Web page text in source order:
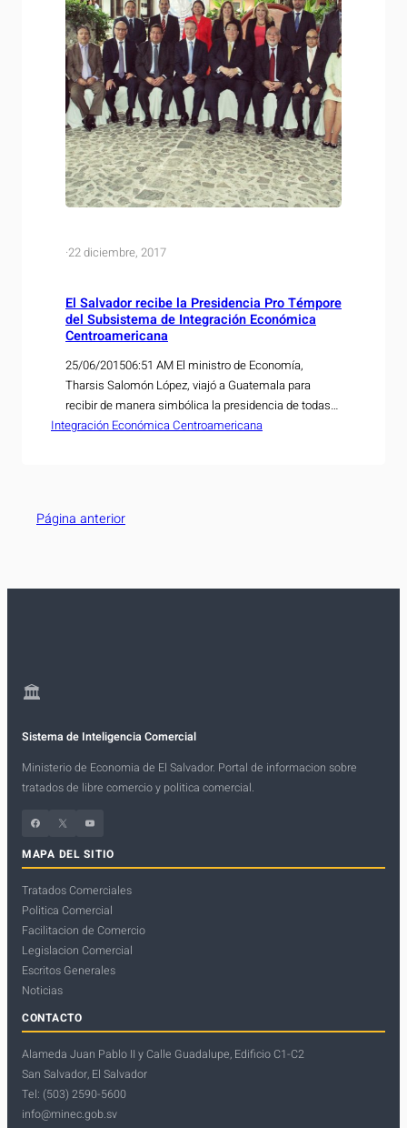
·22 diciembre, 2017
El Salvador recibe la Presidencia Pro Témpore
del Subsistema de Integración Económica
Centroamericana
25/06/201506:51 AM El ministro de Economía,
Tharsis Salomón López, viajó a Guatemala para
recibir de manera simbólica la presidencia de todas
las instancias regionales derivadas de la plataforma
Luz…
Integración Económica Centroamericana
Página anterior
🏛
Sistema de Inteligencia Comercial
Ministerio de Economia de El Salvador. Portal de informacion sobre
tratados de libre comercio y politica comercial.
Facebook X
YouTube
MAPA DEL SITIO
Tratados Comerciales
Politica Comercial
Facilitacion de Comercio
Legislacion Comercial
Escritos Generales
Noticias
CONTACTO
Alameda Juan Pablo II y Calle Guadalupe, Edificio C1-C2
San Salvador, El Salvador
Tel: (503) 2590-5600
info@minec.gob.sv